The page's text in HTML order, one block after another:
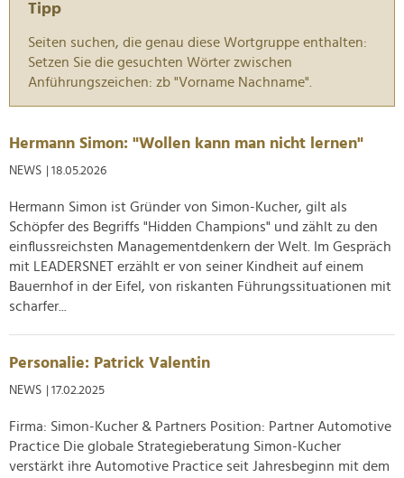
Tipp
Seiten suchen, die genau diese Wortgruppe enthalten:
Setzen Sie die gesuchten Wörter zwischen
Anführungszeichen: zb "Vorname Nachname".
Hermann Simon: "Wollen kann man nicht lernen"
NEWS | 18.05.2026
Hermann Simon ist Gründer von Simon-Kucher, gilt als
Schöpfer des Begriffs "Hidden Champions" und zählt zu den
einflussreichsten Managementdenkern der Welt. Im Gespräch
mit LEADERSNET erzählt er von seiner Kindheit auf einem
Bauernhof in der Eifel, von riskanten Führungssituationen mit
scharfer...
Personalie: Patrick Valentin
NEWS | 17.02.2025
Firma: Simon-Kucher & Partners Position: Partner Automotive
Practice Die globale Strategieberatung Simon-Kucher
verstärkt ihre Automotive Practice seit Jahresbeginn mit dem